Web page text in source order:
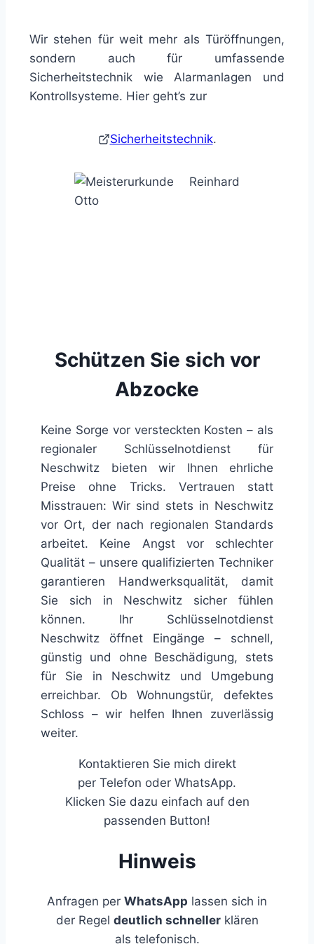
Wir stehen für weit mehr als Türöffnungen,
sondern auch für umfassende
Sicherheitstechnik wie Alarmanlagen und
Kontrollsysteme. Hier geht’s zur
Sicherheitstechnik.
Schützen Sie sich vor
Abzocke
Keine Sorge vor versteckten Kosten – als
regionaler Schlüsselnotdienst für
Neschwitz bieten wir Ihnen ehrliche
Preise ohne Tricks. Vertrauen statt
Misstrauen: Wir sind stets in Neschwitz
vor Ort, der nach regionalen Standards
arbeitet. Keine Angst vor schlechter
Qualität – unsere qualifizierten Techniker
garantieren Handwerksqualität, damit
Sie sich in Neschwitz sicher fühlen
können. Ihr Schlüsselnotdienst
Neschwitz öffnet Eingänge – schnell,
günstig und ohne Beschädigung, stets
für Sie in Neschwitz und Umgebung
erreichbar. Ob Wohnungstür, defektes
Schloss – wir helfen Ihnen zuverlässig
weiter.
Kontaktieren Sie mich direkt
per Telefon oder WhatsApp.
Klicken Sie dazu einfach auf den
passenden Button!
Hinweis
Anfragen per WhatsApp lassen sich in
der Regel deutlich schnellerklären
als telefonisch.